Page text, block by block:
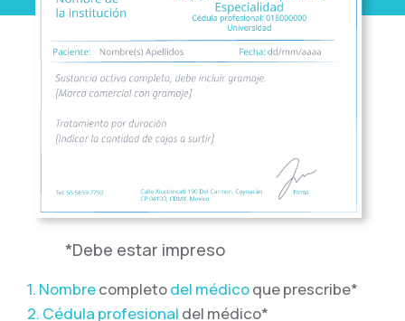
*Debe estar impreso
1. Nombrecompletodel médicoque prescribe*
2. Cédula profesional del médico*